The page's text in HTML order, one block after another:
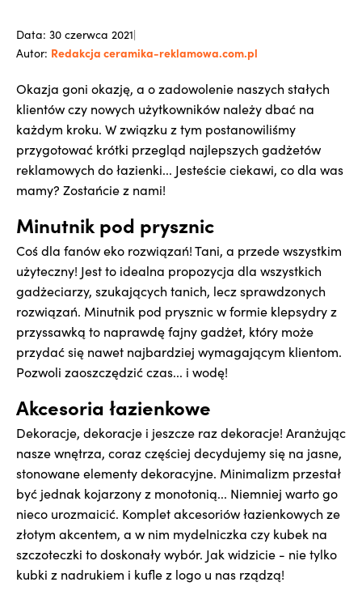
Data: 30 czerwca 2021|
Autor: Redakcja ceramika-reklamowa.com.pl
Okazja goni okazję, a o zadowolenie naszych stałych
klientów czy nowych użytkowników należy dbać na
każdym kroku. W związku z tym postanowiliśmy
przygotować krótki przegląd najlepszych gadżetów
reklamowych do łazienki... Jesteście ciekawi, co dla was
mamy? Zostańcie z nami!
Minutnik pod prysznic
Coś dla fanów eko rozwiązań! Tani, a przede wszystkim
użyteczny! Jest to idealna propozycja dla wszystkich
gadżeciarzy, szukających tanich, lecz sprawdzonych
rozwiązań. Minutnik pod prysznic w formie klepsydry z
przyssawką to naprawdę fajny gadżet, który może
przydać się nawet najbardziej wymagającym klientom.
Pozwoli zaoszczędzić czas... i wodę!
Akcesoria łazienkowe
Dekoracje, dekoracje i jeszcze raz dekoracje! Aranżując
nasze wnętrza, coraz częściej decydujemy się na jasne,
stonowane elementy dekoracyjne. Minimalizm przestał
być jednak kojarzony z monotonią... Niemniej warto go
nieco urozmaicić. Komplet akcesoriów łazienkowych ze
złotym akcentem, a w nim mydelniczka czy kubek na
szczoteczki to doskonały wybór. Jak widzicie - nie tylko
kubki z nadrukiem i kufle z logo u nas rządzą!